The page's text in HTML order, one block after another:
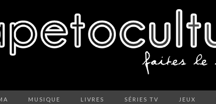
MUSIQUE LIVRES SÉRIES TV JEUX